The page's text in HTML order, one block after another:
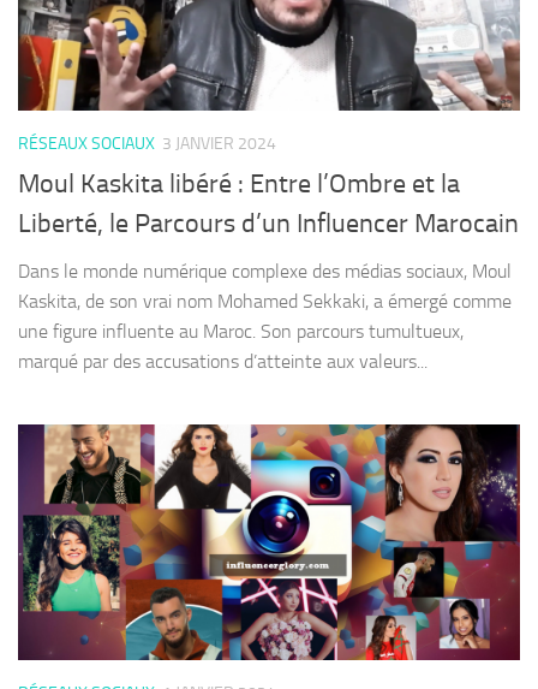
RÉSEAUX SOCIAUX 3 JANVIER 2024
Moul Kaskita libéré : Entre l’Ombre et la
Liberté, le Parcours d’un Influencer Marocain
Dans le monde numérique complexe des médias sociaux, Moul
Kaskita, de son vrai nom Mohamed Sekkaki, a émergé comme
une figure influente au Maroc. Son parcours tumultueux,
marqué par des accusations d’atteinte aux valeurs...